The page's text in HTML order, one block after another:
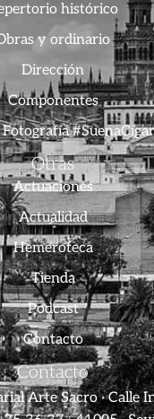
histórico
y ordinario
Dirección
Componentes
Otras
Actuaciones
Actualidad
Hemeroteca
Tienda
Podcast
Contacto
Contacto
Arte Sacro · Calle